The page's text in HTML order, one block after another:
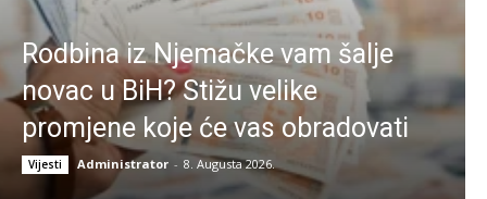
Rodbina iz Njemačke vam šalje
novac u BiH? Stižu velike
promjene koje će vas obradovati
Vijesti Administrator - 8. Augusta 2026.